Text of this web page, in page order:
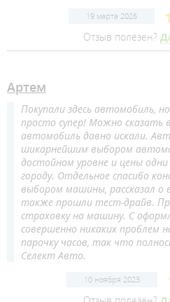
19 марта 2026
Отзыв полезен?
Артем
Покупали здесь автомобиль,
просто супер! Можно сказать
автомобиль давно искали.
шикарнейшим выбором
достойном уровне и цены
городу. Отдельное спасибо
выбором машины, рассказал о
также прошли тест-драйв.
страховку на машину. С
совершенно никаких проблем
парочку часов, так что
Селект Авто.
10 ноября 2023